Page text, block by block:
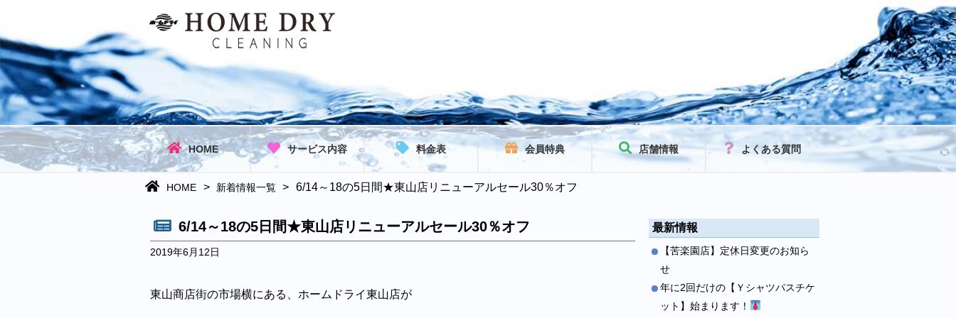
HOME サービス内容 料金表 会員特典 店舗情報 よくある質問
HOME > 新着情報一覧 > 6/14～18の5日間★東山店リニューアルセール30％オフ
6/14～18の5日間★東山店リニューアルセール30％オフ
2019年6月12日
東山商店街の市場横にある、ホームドライ東山店が
最新情報
【苦楽園店】定休日変更のお知ら
せ
年に2回だけの【Ｙシャツパスチケ
ット】始まります！